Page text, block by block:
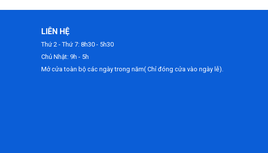
LIÊN HỆ
Thứ 2 - Thứ 7: 8h30 - 5h30
Chủ Nhật: 9h - 5h
Mở cửa toàn bộ các ngày trong năm( Chỉ đóng cửa vào ngày lễ).